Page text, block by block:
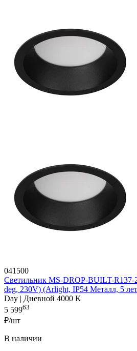
041500
Светильник MS-DROP-BUILT-
deg, 230V) (Arlight, IP54 Металл, 5
Day | Дневной 4000 K
5 59963
₽/шт
В наличии